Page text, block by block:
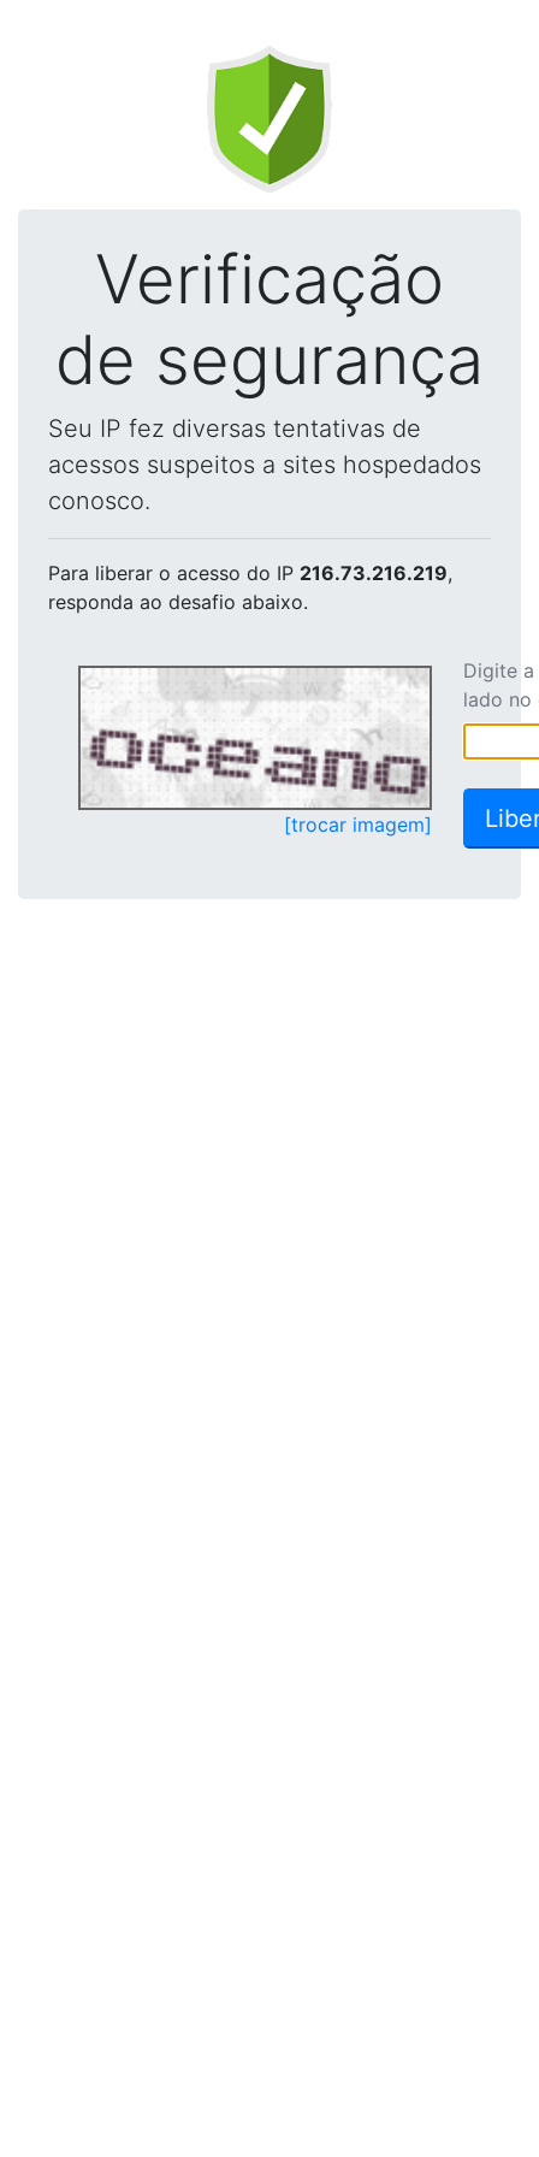
Verificação
de segurança
Seu IP fez diversas tentativas de
acessos suspeitos a sites hospedados
conosco.
Para liberar o acesso do IP 216.73.216.219,
responda ao desafio abaixo.
[trocar imagem]
Digite
lado no